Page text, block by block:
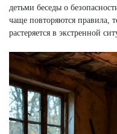
детьми беседы о
чаще повторяются правила,
растеряется в экстренной